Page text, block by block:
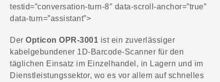
testid=”conversation-turn-8″ data-scroll-anchor=”true”
data-turn=”assistant”>
Der Opticon OPR-3001 ist ein zuverlässiger
kabelgebundener 1D-Barcode-Scanner für den
täglichen Einsatz im Einzelhandel, in Lagern und im
Dienstleistungssektor, wo es vor allem auf schnelles